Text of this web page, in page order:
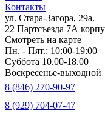
Контакты
ул. Стара-Загора, 29а.
22 Партсъезда 7А
Смотреть на карте
Пн. - Пят.: 10:00-19:00
Суббота 10.00-18.00
Воскресенье-выходной
8 (846) 270-90-97
8 (929) 704-07-47